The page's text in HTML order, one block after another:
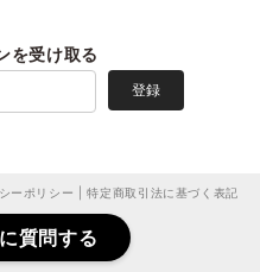
を受け取る
登録
ーポリシー |特定商取引法に基づく表記
質問する